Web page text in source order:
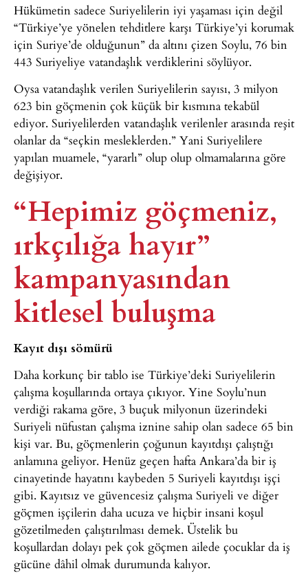
Hükümetin sadece Suriyelilerin iyi yaşaması için değil
“Türkiye’ye yönelen tehditlere karşı Türkiye’yi korumak
için Suriye’de olduğunun” da altını çizen Soylu, 76 bin
443 Suriyeliye vatandaşlık verdiklerini söylüyor.
Oysa vatandaşlık verilen Suriyelilerin sayısı, 3 milyon
623 bin göçmenin çok küçük bir kısmına tekabül
ediyor. Suriyelilerden vatandaşlık verilenler arasında reşit
olanlar da “seçkin mesleklerden.” Yani Suriyelilere
yapılan muamele, “yararlı” olup olup olmamalarına göre
değişiyor.
“Hepimiz göçmeniz,
ırkçılığa hayır”
kampanyasından
kitlesel buluşma
Kayıt dışı sömürü
Daha korkunç bir tablo ise Türkiye’deki Suriyelilerin
çalışma koşullarında ortaya çıkıyor. Yine Soylu’nun
verdiği rakama göre, 3 buçuk milyonun üzerindeki
Suriyeli nüfustan çalışma iznine sahip olan sadece 65 bin
kişi var. Bu, göçmenlerin çoğunun kayıtdışı çalıştığı
anlamına geliyor. Henüz geçen hafta Ankara’da bir iş
cinayetinde hayatını kaybeden 5 Suriyeli kayıtdışı işçi
gibi. Kayıtsız ve güvencesiz çalışma Suriyeli ve diğer
göçmen işçilerin daha ucuza ve hiçbir insani koşul
gözetilmeden çalıştırılması demek. Üstelik bu
koşullardan dolayı pek çok göçmen ailede çocuklar da iş
gücüne dâhil olmak durumunda kalıyor.